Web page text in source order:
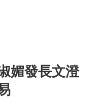
媚發長文澄